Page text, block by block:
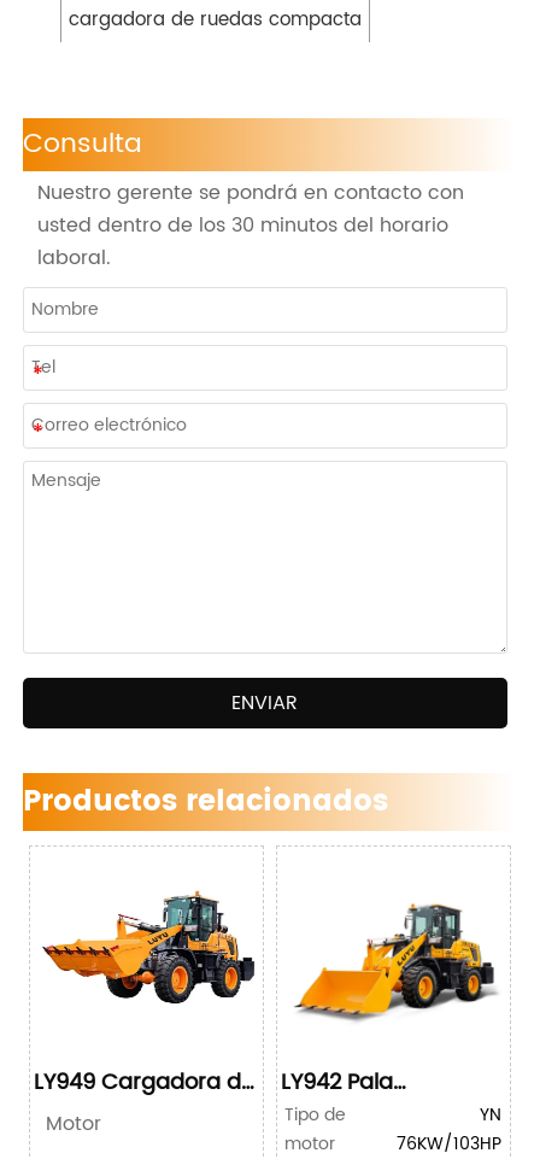
cargadora de ruedas compacta
Consulta
Nuestro gerente se pondrá en contacto con
usted dentro de los 30 minutos del horario
laboral.
ENVIAR
Productos relacionados
LY949 Cargadora de
ruedas compacta
Motor
LY942 Pala
cargadora
compacta
Tipo de
motor
YN
76KW/103HP